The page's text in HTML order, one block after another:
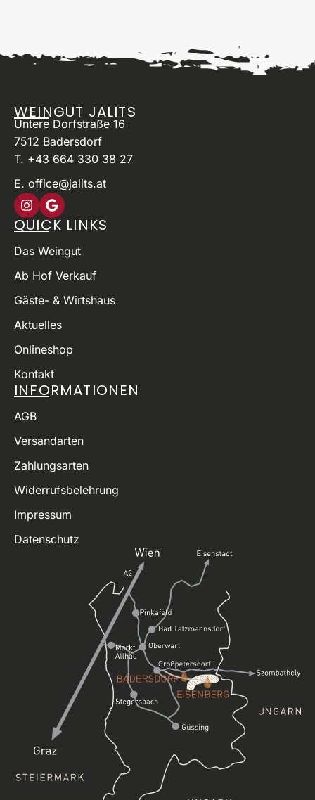
WEINGUT JALITS
Untere Dorfstraße 16
7512 Badersdorf
T. +43 664 330 38 27
E. office@jalits.at
QUICK LINKS
Das Weingut
Ab Hof Verkauf
Gäste- & Wirtshaus
Aktuelles
Onlineshop
Kontakt
INFORMATIONEN
AGB
Versandarten
Zahlungsarten
Widerrufsbelehrung
Impressum
Datenschutz